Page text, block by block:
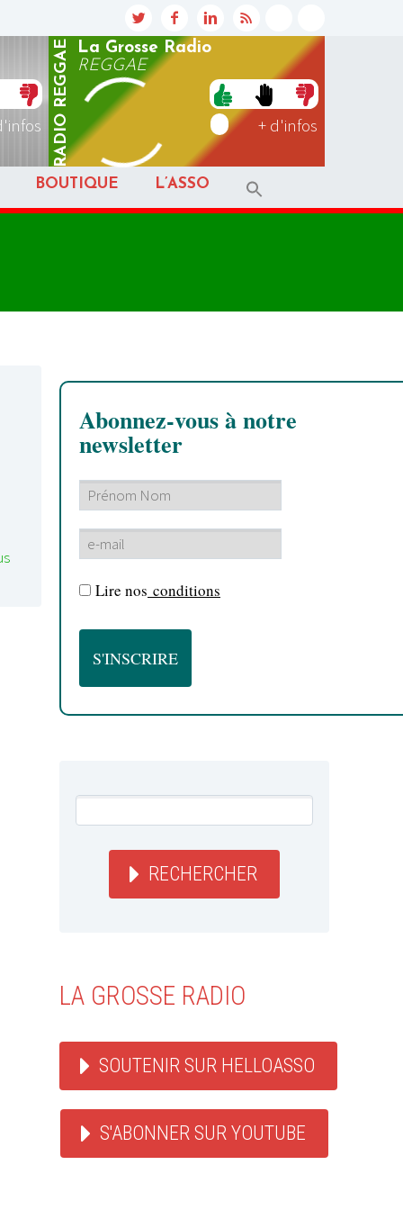
RADIO
REGGAE
La Grosse Radio
REGGAE
+ d'infos
BOUTIQUE L’ASSO
Abonnez-vous à notre
newsletter
Lire nos conditions
RECHERCHER
LA GROSSE RADIO
SOUTENIR SUR HELLOASSO
S'ABONNER SUR YOUTUBE